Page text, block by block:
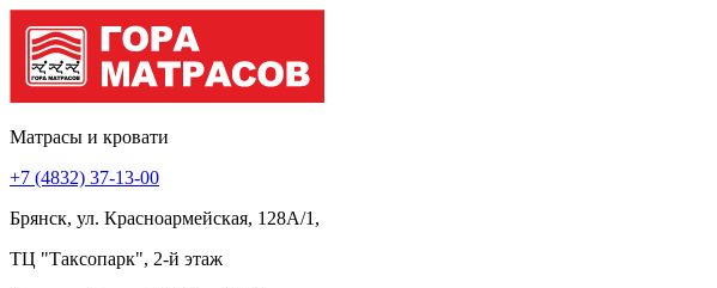
Матрасы и кровати
+7 (4832) 37-13-00
Брянск, ул. Красноармейская, 128А/1,
ТЦ "Таксопарк", 2-й этаж